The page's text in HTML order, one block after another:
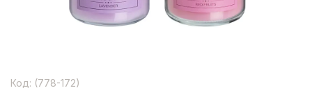
Код: (778-172)